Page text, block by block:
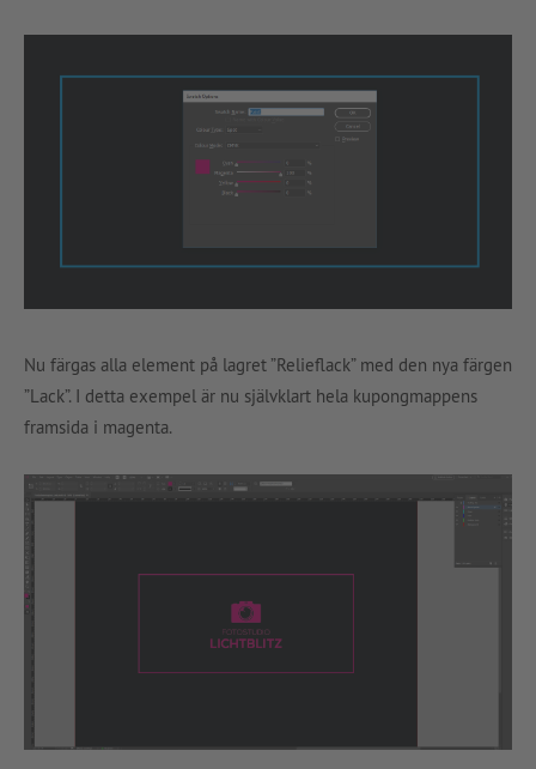
Nu färgas alla element på lagret ”Relieflack” med den nya färgen
”Lack”. I detta exempel är nu självklart hela kupongmappens
framsida i magenta.